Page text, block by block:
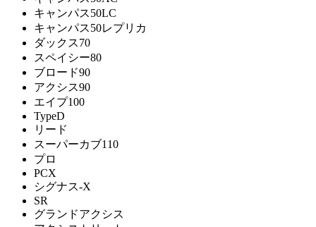
キャンパス50LC
キャンパス50レプリカ
ダックス70
スペイシー80
ブロード90
アクシス90
エイプ100
TypeD
リード
スーパーカブ110
プロ
PCX
シグナス-X
SR
グランドアクシス